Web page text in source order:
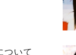
ついて